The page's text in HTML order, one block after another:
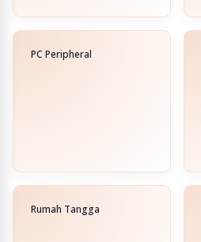
PC Peripheral
Rumah Tangga